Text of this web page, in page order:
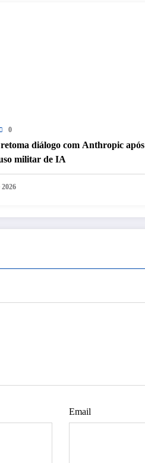
0
diálogo com Anthropic após
militar de IA
Email